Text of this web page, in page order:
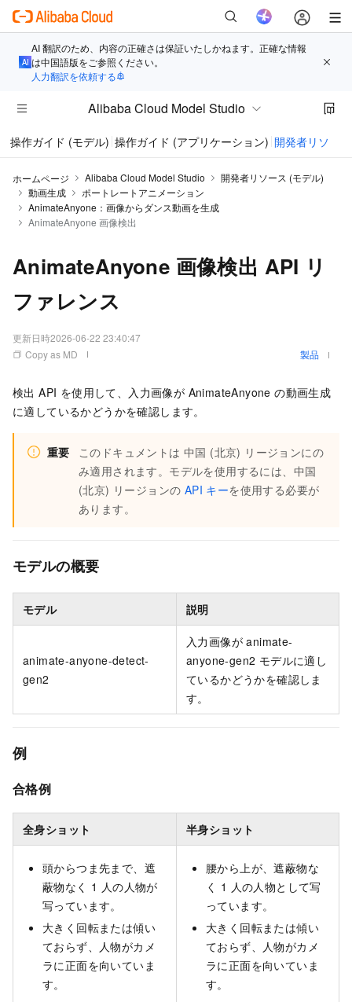
AI 翻訳のため、内容の正確さは保証いたしかねます。正確な情報
は中国語版をご参照ください。
人力翻訳を依頼する
Alibaba Cloud Model Studio
操作ガイド (モデル) 操作ガイド (アプリケーション) 開発者リソー
ホームページ Alibaba Cloud Model Studio
開発者リソース (モデル)
動画生成
ポートレートアニメーション
AnimateAnyone：画像からダンス動画を生成
AnimateAnyone 画像検出
AnimateAnyone 画像検出 API リ
ファレンス
更新日時2026-06-22 23:40:47
Copy as MD
製品
検出 API を使用して、入力画像が AnimateAnyone の動画生成
に適しているかどうかを確認します。
重要 このドキュメントは 中国 (北京) リージョンにの
み適用されます。モデルを使用するには、 中国
(北京) リージョンの API キーを使用する必要が
あります。
モデルの概要
モデル 説明
animate-anyone-detect-
gen2
入力画像が animate-
anyone-gen2 モデルに適し
ているかどうかを確認しま
す。
例
合格例
全身ショット 半身ショット
頭からつま先まで、遮
蔽物なく 1 人の人物が
写っています。
大きく回転または傾い
ておらず、人物がカメ
ラに正面を向いていま
す。
腰から上が、遮蔽物な
く 1 人の人物として写
っています。
大きく回転または傾い
ておらず、人物がカメ
ラに正面を向いていま
す。